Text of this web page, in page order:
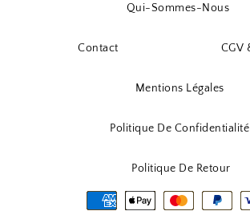
Qui-Sommes-Nous
Contact CGV
Mentions Légales
Politique De Confidentialité
Politique De Retour